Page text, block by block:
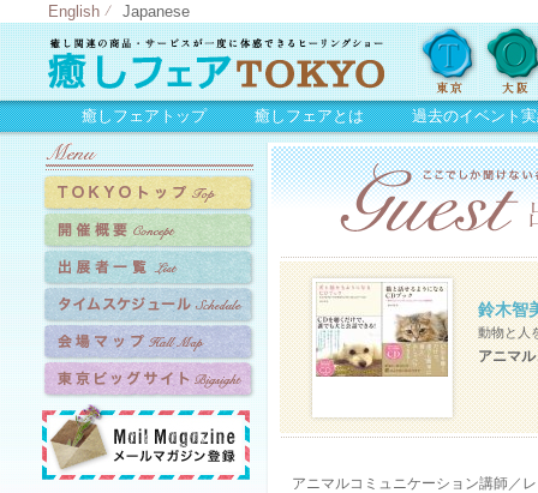
English Japanese
癒しフェアトップ 癒しフェアとは 過去のイベント
鈴木智
動物と人
アニマ
アニマルコミュニケーション講師／